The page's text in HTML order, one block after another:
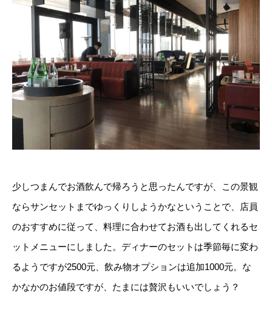
少しつまんでお酒飲んで帰ろうと思ったんですが、この景観
ならサンセットまでゆっくりしようかなということで、店員
のおすすめに従って、料理に合わせてお酒も出してくれるセ
ットメニューにしました。ディナーのセットは季節毎に変わ
るようですが2500元、飲み物オプションは追加1000元。な
かなかのお値段ですが、たまには贅沢もいいでしょう？